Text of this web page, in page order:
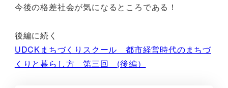
今後の格差社会が気になるところである！
後編に続く
UDCKまちづくりスクール 都市経営時代のまちづ
くりと暮らし方 第三回 (後編）